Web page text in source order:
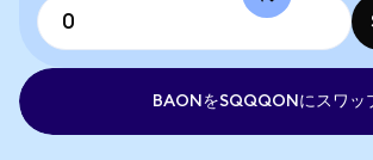
BAONをSQQQONにスワッ